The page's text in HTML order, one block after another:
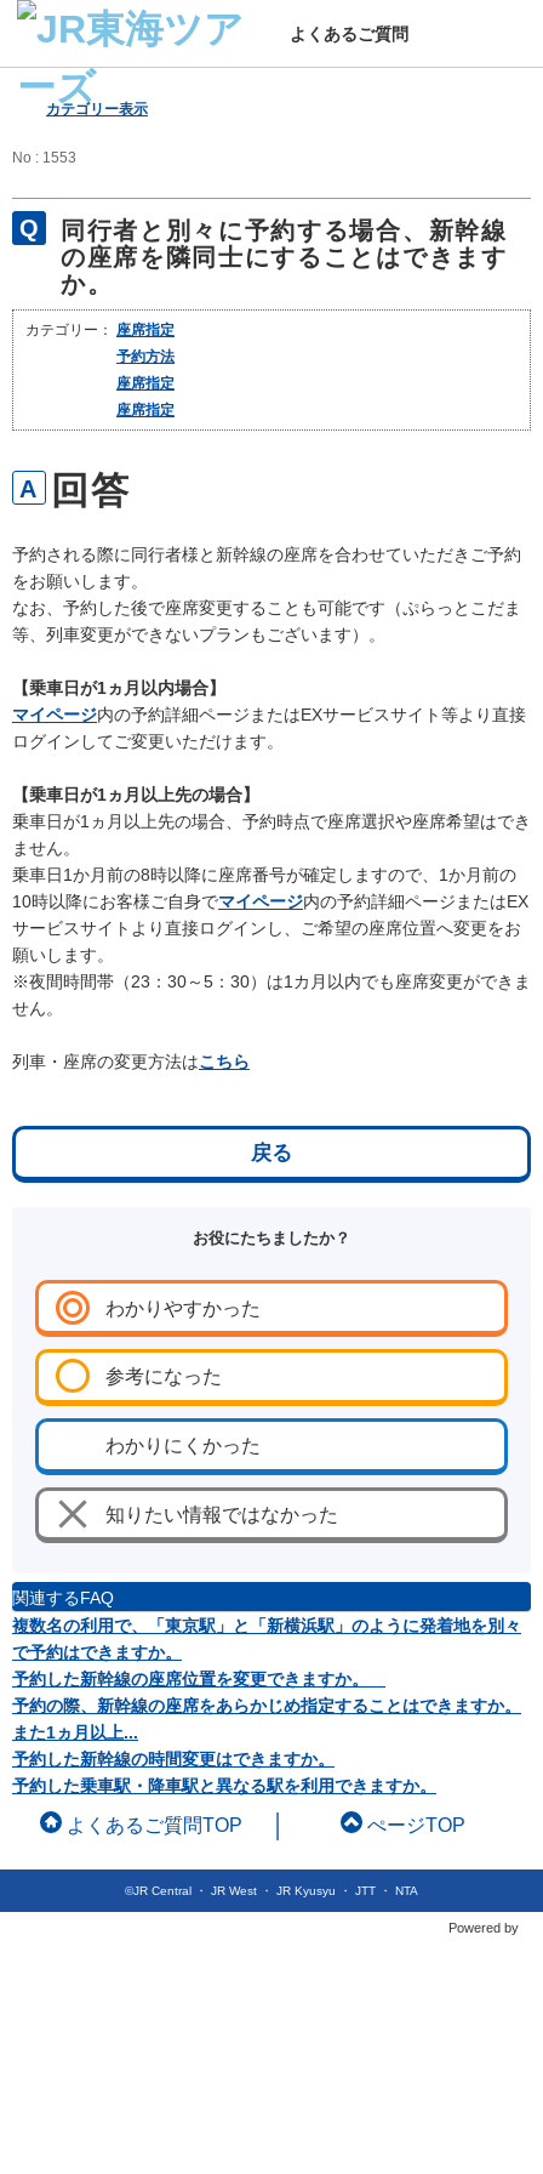
よくあるご質問
カテゴリー表示
No : 1553
同行者と別々に予約する場合、新幹線
の座席を隣同士にすることはできます
か。
カテゴリー： 座席指定
予約方法
座席指定
座席指定
予約される際に同行者様と新幹線の座席を合わせていただきご予約
をお願いします。
なお、予約した後で座席変更することも可能です（ぷらっとこだま
等、列車変更ができないプランもございます）。
【乗車日が1ヵ月以内場合】
マイページ内の予約詳細ページまたはEXサービスサイト等より直接
ログインしてご変更いただけます。
【乗車日が1ヵ月以上先の場合】
乗車日が1ヵ月以上先の場合、予約時点で座席選択や座席希望はでき
ません。
乗車日1か月前の8時以降に座席番号が確定しますので、1か月前の
10時以降にお客様ご自身でマイページ内の予約詳細ページまたはEX
サービスサイトより直接ログインし、ご希望の座席位置へ変更をお
願いします。
※夜間時間帯（23：30～5：30）は1カ月以内でも座席変更ができま
せん。
列車・座席の変更方法はこちら
戻る
お役にたちましたか？
わかりやすかった
参考になった
わかりにくかった
知りたい情報ではなかった
関連するFAQ
複数名の利用で、「東京駅」と「新横浜駅」のように発着地を別々
で予約はできますか。
予約した新幹線の座席位置を変更できますか。
予約の際、新幹線の座席をあらかじめ指定することはできますか。
また1ヵ月以上...
予約した新幹線の時間変更はできますか。
予約した乗車駅・降車駅と異なる駅を利用できますか。
©JR Central ・ JR West ・ JR Kyusyu ・ JTT ・ NTA
Powered by
よくあるご質問TOP ぺージTOP